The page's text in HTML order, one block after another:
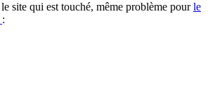
site qui est touché, même problème pourle
: